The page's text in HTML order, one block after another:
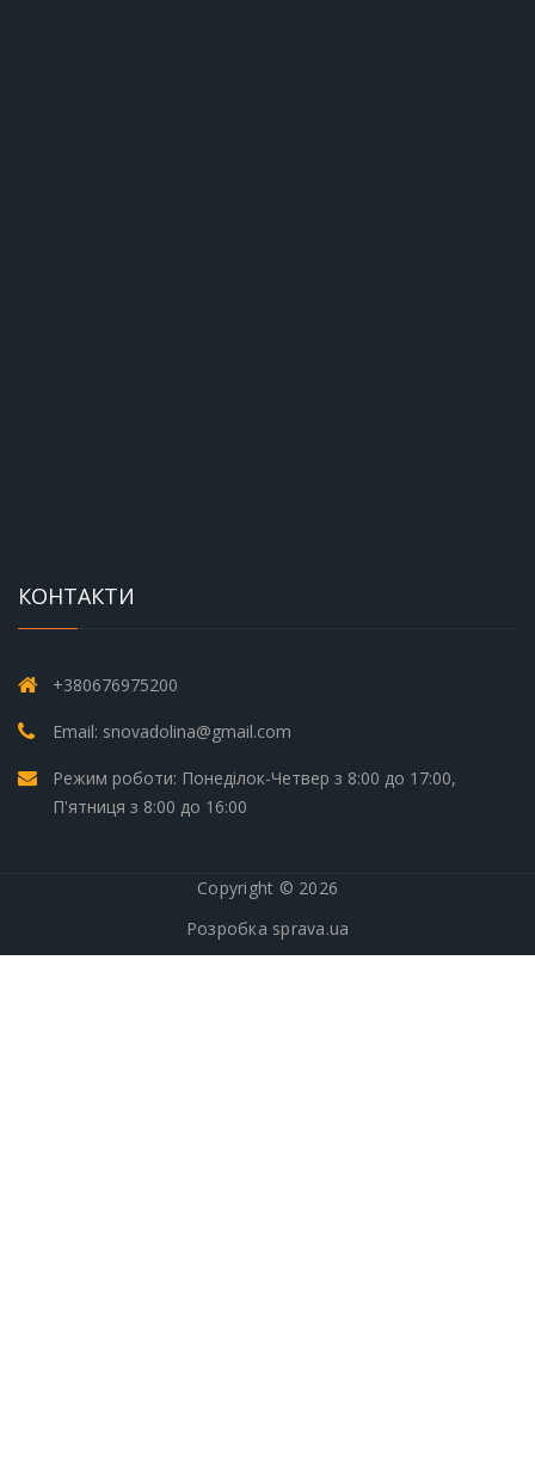
КОНТАКТИ
+380676975200
Email: snovadolina@gmail.com
Режим роботи: Понеділок-Четвер з 8:00 до 17:00,
П'ятниця з 8:00 до 16:00
Copyright © 2026
Розробка sprava.ua